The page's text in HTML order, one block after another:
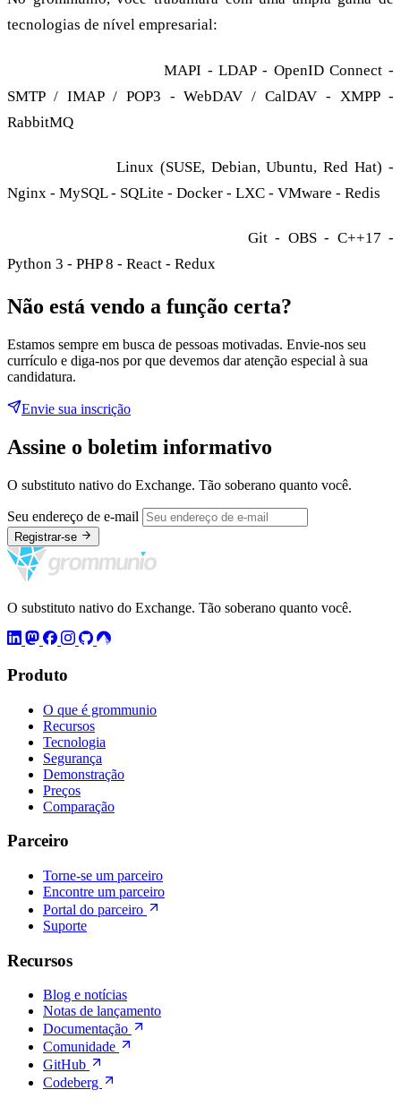
tecnologias de nível empresarial:
MAPI - LDAP - OpenID Connect -
SMTP / IMAP / POP3 - WebDAV / CalDAV - XMPP -
RabbitMQ
Linux (SUSE, Debian, Ubuntu, Red Hat) -
Nginx - MySQL - SQLite - Docker - LXC - VMware - Redis
Git - OBS - C++17 -
Python 3 - PHP 8 - React - Redux
Não está vendo a função certa?
Estamos sempre em busca de pessoas motivadas. Envie-nos seu
currículo e diga-nos por que devemos dar atenção especial à sua
candidatura.
Envie sua inscrição
Assine o boletim informativo
O substituto nativo do Exchange. Tão soberano quanto você.
Seu endereço de e-mail
Registrar-se
O substituto nativo do Exchange. Tão soberano quanto você.
Produto
O que é grommunio
Recursos
Tecnologia
Segurança
Demonstração
Preços
Comparação
Parceiro
Torne-se um parceiro
Encontre um parceiro
Portal do parceiro
Suporte
Recursos
Blog e notícias
Notas de lançamento
Documentação
Comunidade
GitHub
Codeberg